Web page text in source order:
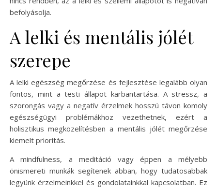
befolyásolja.
A lelki és mentális jólét
szerepe
A lelki egészség megőrzése és fejlesztése legalább olyan
fontos, mint a testi állapot karbantartása. A stressz, a
szorongás vagy a negatív érzelmek hosszú távon komoly
egészségügyi problémákhoz vezethetnek, ezért a
holisztikus megközelítésben a mentális jólét megőrzése
kiemelt prioritás.
A mindfulness, a meditáció vagy éppen a mélyebb
önismereti munkák segítenek abban, hogy tudatosabbak
legyünk érzelmeinkkel és gondolatainkkal kapcsolatban. Ez